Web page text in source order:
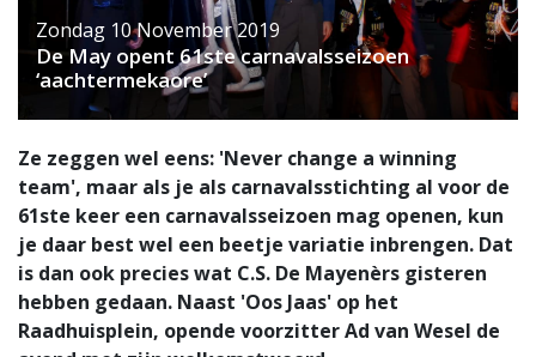
Zondag 10 November 2019
De May opent 61ste carnavalsseizoen
‘aachtermekaore’
Ze zeggen wel eens: 'Never change a winning
team', maar als je als carnavalsstichting al voor de
61ste keer een carnavalsseizoen mag openen, kun
je daar best wel een beetje variatie inbrengen. Dat
is dan ook precies wat C.S. De Mayenèrs gisteren
hebben gedaan. Naast 'Oos Jaas' op het
Raadhuisplein, opende voorzitter Ad van Wesel de